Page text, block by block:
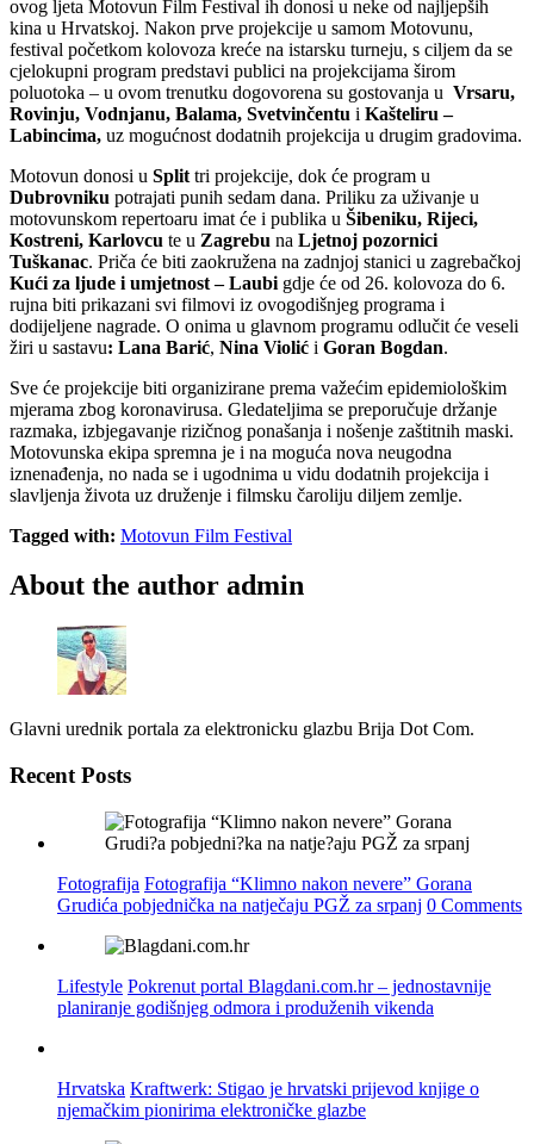
ovog ljeta Motovun Film Festival ih donosi u neke od najljepših
kina u Hrvatskoj. Nakon prve projekcije u samom Motovunu,
festival početkom kolovoza kreće na istarsku turneju, s ciljem da se
cjelokupni program predstavi publici na projekcijama širom
poluotoka – u ovom trenutku dogovorena su gostovanja u Vrsaru,
Rovinju, Vodnjanu, Balama, Svetvinčentu i Kašteliru –
Labincima, uz mogućnost dodatnih projekcija u drugim gradovima.
Motovun donosi u Split tri projekcije, dok će program u
Dubrovniku potrajati punih sedam dana. Priliku za uživanje u
motovunskom repertoaru imat će i publika u Šibeniku, Rijeci,
Kostreni, Karlovcu te u Zagrebu na Ljetnoj pozornici
Tuškanac. Priča će biti zaokružena na zadnjoj stanici u zagrebačkoj
Kući za ljude i umjetnost – Laubi gdje će od 26. kolovoza do 6.
rujna biti prikazani svi filmovi iz ovogodišnjeg programa i
dodijeljene nagrade. O onima u glavnom programu odlučit će veseli
žiri u sastavu: Lana Barić, Nina Violić i Goran Bogdan.
Sve će projekcije biti organizirane prema važećim epidemiološkim
mjerama zbog koronavirusa. Gledateljima se preporučuje držanje
razmaka, izbjegavanje rizičnog ponašanja i nošenje zaštitnih maski.
Motovunska ekipa spremna je i na moguća nova neugodna
iznenađenja, no nada se i ugodnima u vidu dodatnih projekcija i
slavljenja života uz druženje i filmsku čaroliju diljem zemlje.
Tagged with: Motovun Film Festival
About the author admin
Glavni urednik portala za elektronicku glazbu Brija Dot Com.
Recent Posts
Fotografija Fotografija “Klimno nakon nevere” Gorana
Grudića pobjednička na natječaju PGŽ za srpanj 0 Comments
Lifestyle Pokrenut portal Blagdani.com.hr – jednostavnije
planiranje godišnjeg odmora i produženih vikenda
Hrvatska Kraftwerk: Stigao je hrvatski prijevod knjige o
njemačkim pionirima elektroničke glazbe